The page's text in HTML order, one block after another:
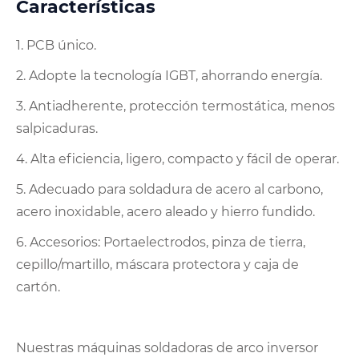
Características
1. PCB único.
2. Adopte la tecnología IGBT, ahorrando energía.
3. Antiadherente, protección termostática, menos
salpicaduras.
4. Alta eficiencia, ligero, compacto y fácil de operar.
5. Adecuado para soldadura de acero al carbono,
acero inoxidable, acero aleado y hierro fundido.
6. Accesorios: Portaelectrodos, pinza de tierra,
cepillo/martillo, máscara protectora y caja de
cartón.
Nuestras máquinas soldadoras de arco inversor